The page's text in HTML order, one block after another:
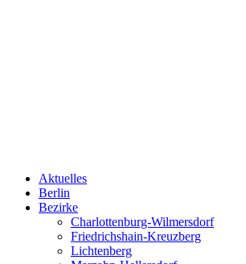
Aktuelles
Berlin
Bezirke
Charlottenburg-Wilmersdorf
Friedrichshain-Kreuzberg
Lichtenberg